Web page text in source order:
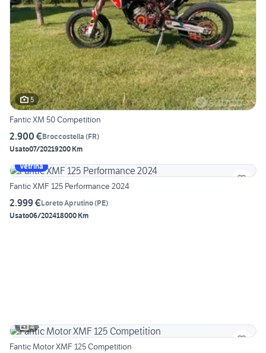
5
Fantic XM 50 Competition
2.900 €Broccostella (FR)
Usato07/20219200 Km
Vetrina
Fantic XMF 125 Performance 2024
2.999 €Loreto Aprutino(PE)
Usato06/202418000 Km
4
Fantic Motor XMF 125 Competition